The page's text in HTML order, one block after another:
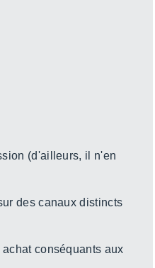
(d'ailleurs, il n'en
des canaux distincts
conséquants aux